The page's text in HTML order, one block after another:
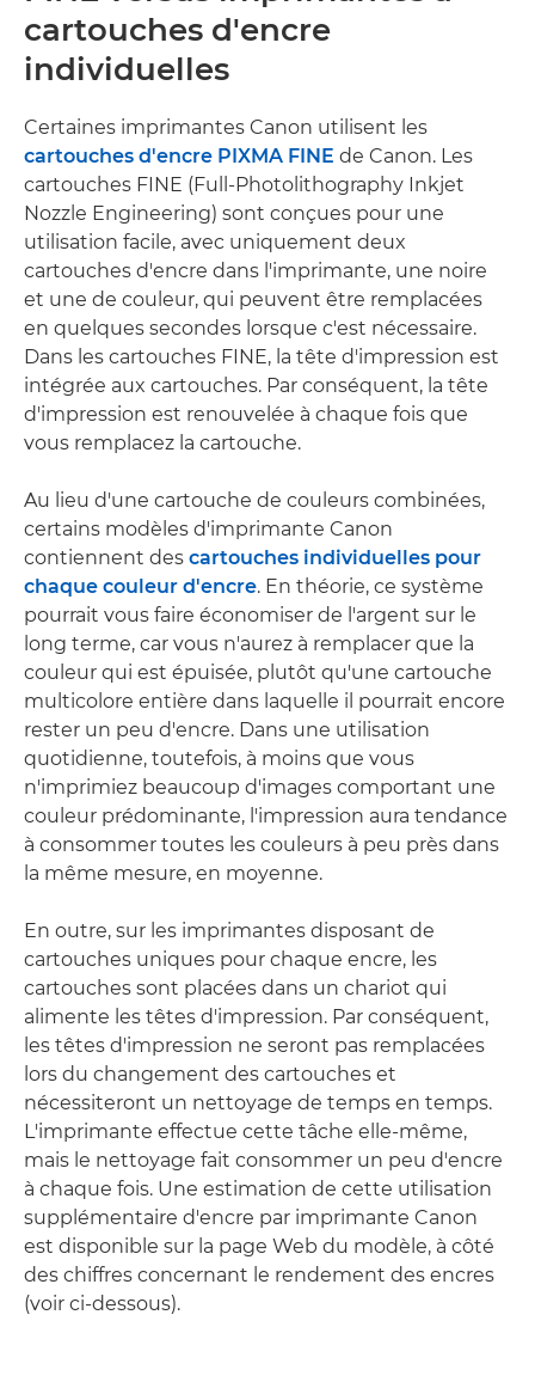
cartouches d'encre
individuelles
Certaines imprimantes Canon utilisent les
cartouches d'encre PIXMA FINE de Canon. Les
cartouches FINE (Full-Photolithography Inkjet
Nozzle Engineering) sont conçues pour une
utilisation facile, avec uniquement deux
cartouches d'encre dans l'imprimante, une noire
et une de couleur, qui peuvent être remplacées
en quelques secondes lorsque c'est nécessaire.
Dans les cartouches FINE, la tête d'impression est
intégrée aux cartouches. Par conséquent, la tête
d'impression est renouvelée à chaque fois que
vous remplacez la cartouche.
Au lieu d'une cartouche de couleurs combinées,
certains modèles d'imprimante Canon
contiennent des cartouches individuelles pour
chaque couleur d'encre. En théorie, ce système
pourrait vous faire économiser de l'argent sur le
long terme, car vous n'aurez à remplacer que la
couleur qui est épuisée, plutôt qu'une cartouche
multicolore entière dans laquelle il pourrait encore
rester un peu d'encre. Dans une utilisation
quotidienne, toutefois, à moins que vous
n'imprimiez beaucoup d'images comportant une
couleur prédominante, l'impression aura tendance
à consommer toutes les couleurs à peu près dans
la même mesure, en moyenne.
En outre, sur les imprimantes disposant de
cartouches uniques pour chaque encre, les
cartouches sont placées dans un chariot qui
alimente les têtes d'impression. Par conséquent,
les têtes d'impression ne seront pas remplacées
lors du changement des cartouches et
nécessiteront un nettoyage de temps en temps.
L'imprimante effectue cette tâche elle-même,
mais le nettoyage fait consommer un peu d'encre
à chaque fois. Une estimation de cette utilisation
supplémentaire d'encre par imprimante Canon
est disponible sur la page Web du modèle, à côté
des chiffres concernant le rendement des encres
(voir ci-dessous).